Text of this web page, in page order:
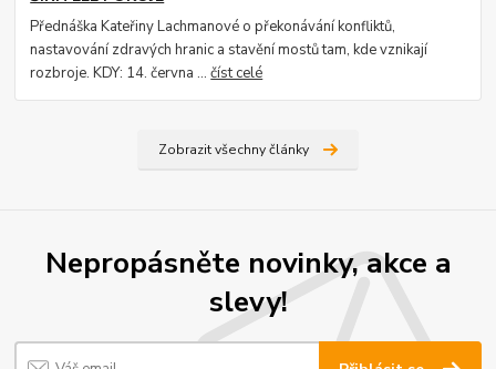
Přednáška Kateřiny Lachmanové o překonávání konfliktů,
nastavování zdravých hranic a stavění mostů tam, kde vznikají
rozbroje. KDY: 14. června ...číst celé
Zobrazit všechny články
Nepropásněte novinky, akce a
slevy!